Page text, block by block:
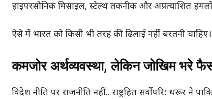
हाइपरसोनिक मिसाइल, स्टेल्थ तकनीक और अप्रत्याशित
ऐसे में भारत को किसी भी तरह की ढिलाई नहीं बरतनी चाहिए।
कमजोर अर्थव्यवस्था, लेकिन जोखिम भरे
विदेश नीति पर राजनीति नहीं.. राष्ट्रहित सर्वोपरि: थरूर